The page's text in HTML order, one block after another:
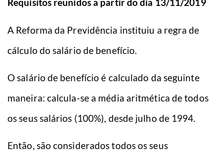
Requisitos reunidos a partir do dia 13/11/2019
A Reforma da Previdência instituiu a regra de
cálculo do salário de benefício.
O salário de benefício é calculado da seguinte
maneira: calcula-se a média aritmética de todos
os seus salários (100%), desde julho de 1994.
Então, são considerados todos os seus